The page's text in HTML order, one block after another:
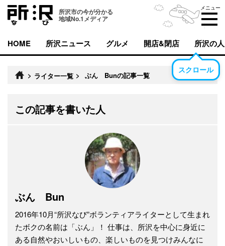
所沢市の今が分かる
地域No.1メディア
メニュー
HOME 所沢ニュース グルメ 開店&閉店 所沢の人
スクロール
> ライター一覧 > ぶん Bunの記事一覧
この記事を書いた人
ぶん Bun
2016年10月“所沢なび”ボランティアライターとして生まれ
たボクの名前は「ぶん」！ 仕事は、所沢を中心に身近に
ある自然やおいしいもの、楽しいものを見つけみんなに